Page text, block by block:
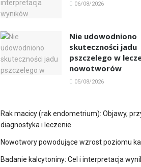
06/08/2026
Nie udowodniono
skuteczności jadu
pszczelego w
nowotworów
05/08/2026
Rak macicy (rak endometrium): Objawy,
diagnostyka i leczenie
Nowotwory powodujące wzrost poziomu
Badanie kalcytoniny: Cel i interpretacja